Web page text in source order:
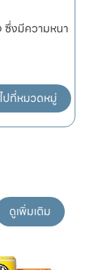
ซึ่งมีความหนา
ไปที่หมวดหมู่
ดูเพิ่มเติม